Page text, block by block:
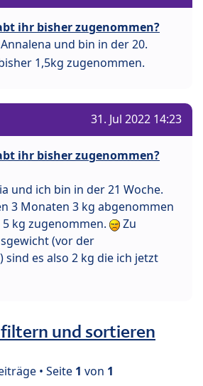
ihr bisher zugenommen?
und bin in der 20.
1,5kg zugenommen.
31. Jul 2022 14:23
ihr bisher zugenommen?
und ich bin in der 21 Woche.
3 Monaten 3 kg abgenommen
kg zugenommen.
Zu
(vor der
sind es also 2 kg die ich jetzt
und sortieren
• Seite 1 von 1